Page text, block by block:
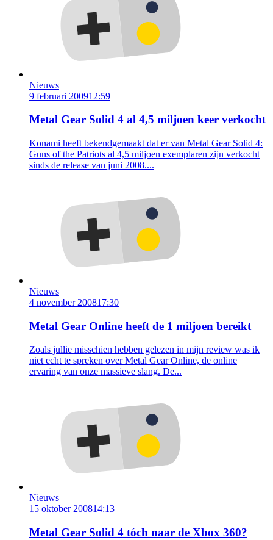
Nieuws
9 februari 200912:59
Metal Gear Solid 4 al 4,5 miljoen keer verkocht
Konami heeft bekendgemaakt dat er van Metal Gear Solid 4:
Guns of the Patriots al 4,5 miljoen exemplaren zijn verkocht
sinds de release van juni 2008....
Nieuws
4 november 200817:30
Metal Gear Online heeft de 1 miljoen bereikt
Zoals jullie misschien hebben gelezen in mijn review was ik
niet echt te spreken over Metal Gear Online, de online
ervaring van onze massieve slang. De...
Nieuws
15 oktober 200814:13
Metal Gear Solid 4 tóch naar de Xbox 360?